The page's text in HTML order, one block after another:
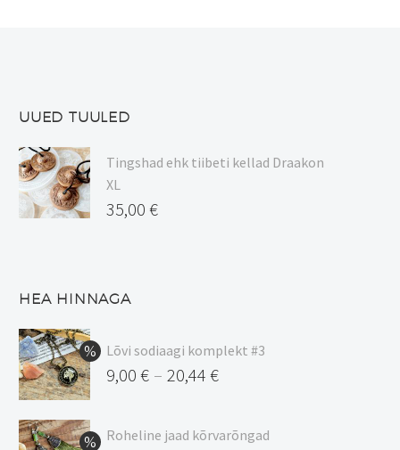
UUED TUULED
Tingshad ehk tiibeti kellad Draakon
XL
35,00 €
HEA HINNAGA
Lõvi sodiaagi komplekt #3
9,00 € – 20,44 €
9,00 €
Roheline jaad kõrvarõngad